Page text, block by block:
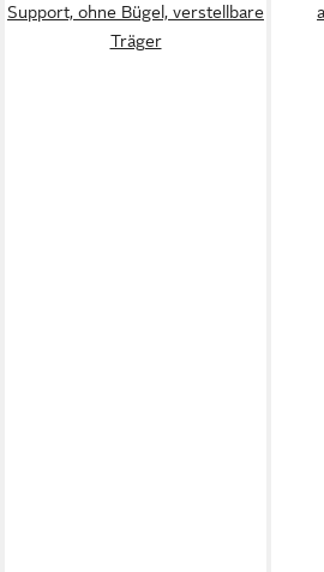
Support, ohne Bügel, verstellbare
Träger